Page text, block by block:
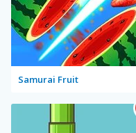
Samurai Fruit